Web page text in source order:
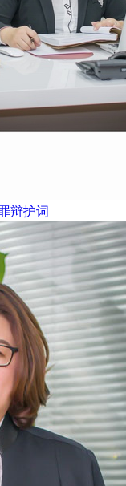
辩护词